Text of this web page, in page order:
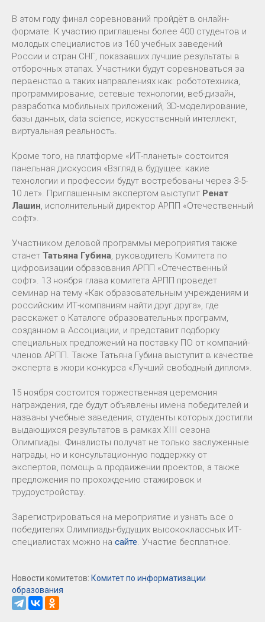
В этом году финал соревнований пройдёт в онлайн-
формате. К участию приглашены более 400 студентов и
молодых специалистов из 160 учебных заведений
России и стран СНГ, показавших лучшие результаты в
отборочных этапах. Участники будут соревноваться за
первенство в таких направлениях как: робототехника,
программирование, сетевые технологии, веб-дизайн,
разработка мобильных приложений, 3D-моделирование,
базы данных, data science, искусственный интеллект,
виртуальная реальность.
Кроме того, на платформе «ИТ-планеты» состоится
панельная дискуссия «Взгляд в будущее: какие
технологии и профессии будут востребованы через 3-5-
10 лет». Приглашенным экспертом выступит Ренат
Лашин, исполнительный директор АРПП «Отечественный
софт».
Участником деловой программы мероприятия также
станет Татьяна Губина, руководитель Комитета по
цифровизации образования АРПП «Отечественный
софт». 13 ноября глава комитета АРПП проведет
семинар на тему «Как образовательным учреждениям и
российским ИТ-компаниям найти друг друга», где
расскажет о Каталоге образовательных программ,
созданном в Ассоциации, и представит подборку
специальных предложений на поставку ПО от компаний-
членов АРПП. Также Татьяна Губина выступит в качестве
эксперта в жюри конкурса «Лучший свободный диплом».
15 ноября состоится торжественная церемония
награждения, где будут объявлены имена победителей и
названы учебные заведения, студенты которых достигли
выдающихся результатов в рамках XIII сезона
Олимпиады. Финалисты получат не только заслуженные
награды, но и консультационную поддержку от
экспертов, помощь в продвижении проектов, а также
предложения по прохождению стажировок и
трудоустройству.
Зарегистрироваться на мероприятие и узнать все о
победителях Олимпиады-будущих высококлассных ИТ-
специалистах можно на сайте. Участие бесплатное.
Новости комитетов: Комитет по информатизации
образования